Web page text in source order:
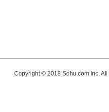
Copyright © 2018 Sohu.com Inc.